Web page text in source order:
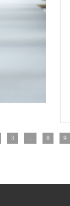
3 ... 8 9